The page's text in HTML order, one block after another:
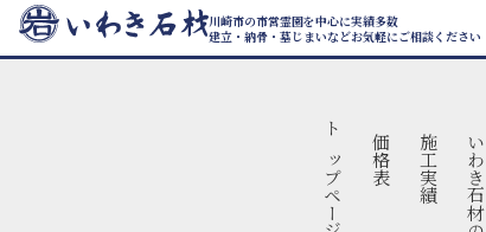
川崎市の市営霊園を中心に実績多数
建立・納骨・墓じまいなどお気軽にご相談ください
トップページ 価格表 施工実績 いわき石材の工事